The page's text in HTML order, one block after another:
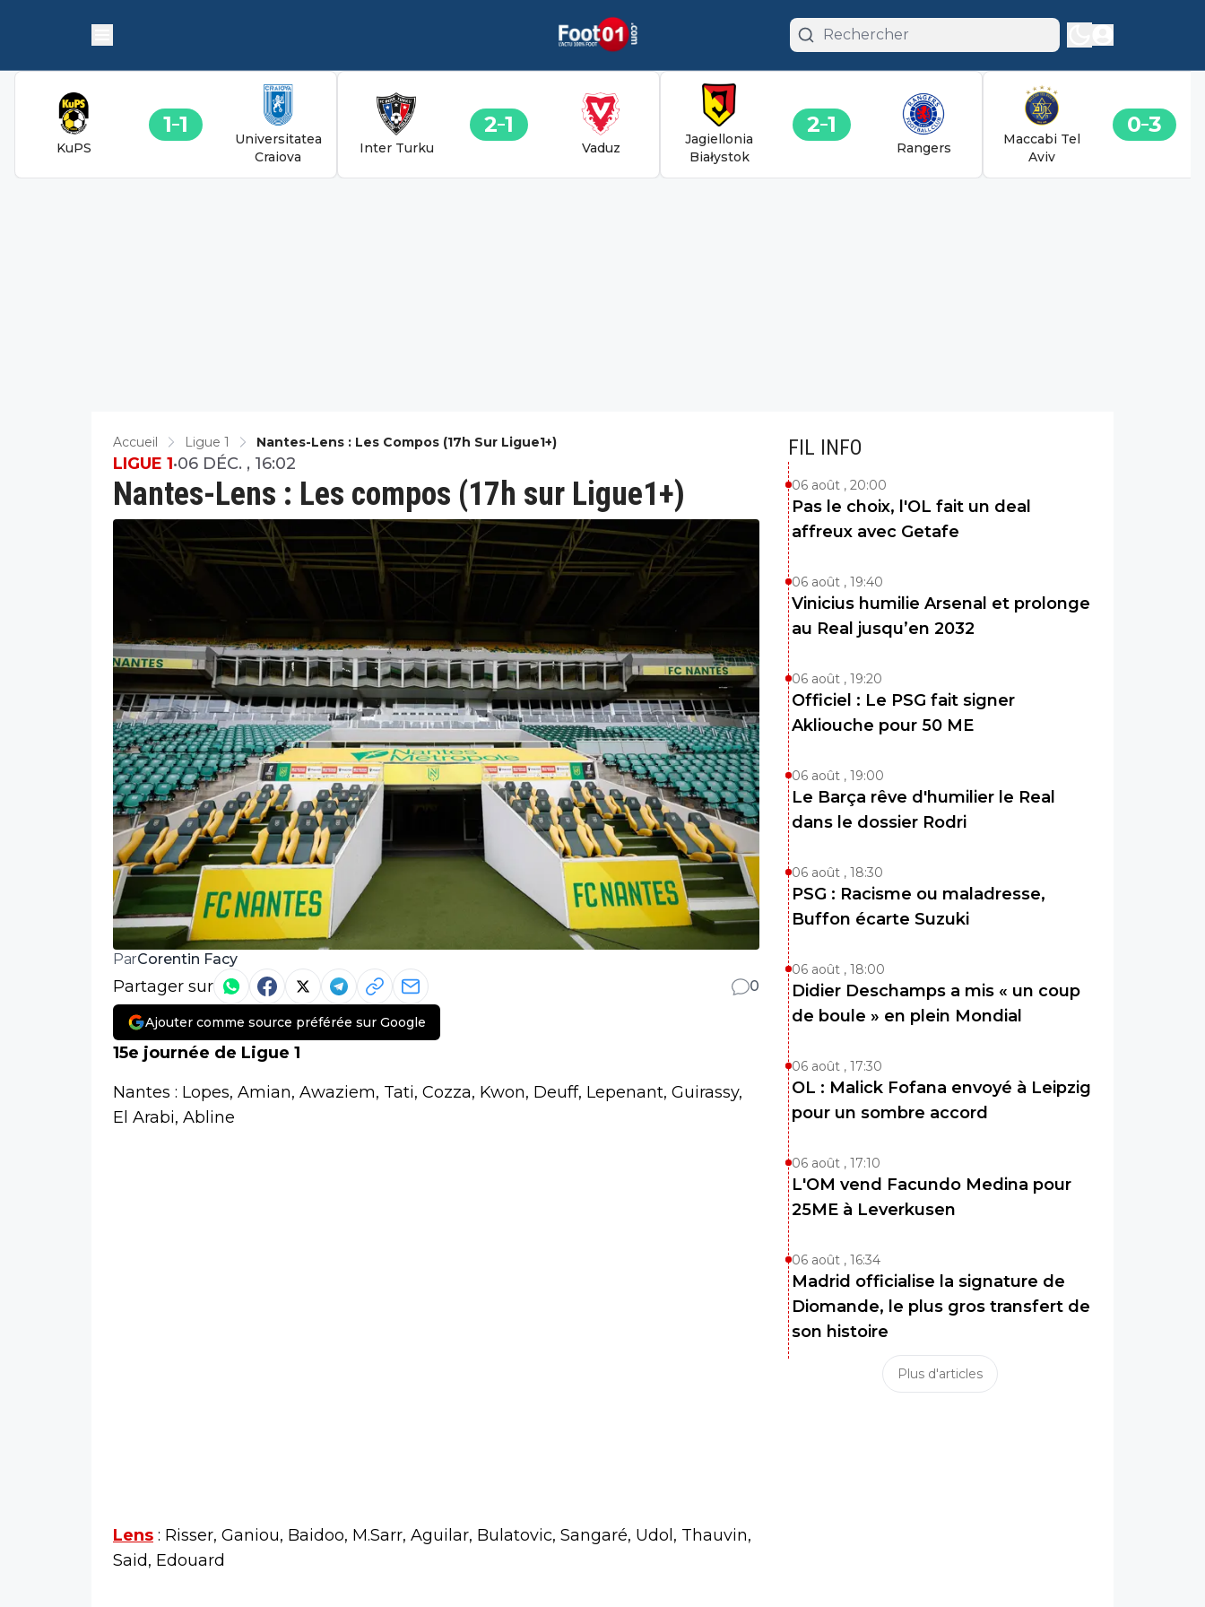
KuPS
1 1
Universitatea
Craiova
Inter Turku
2 1
Vaduz
Jagiellonia
Białystok
2 1
Rangers
Maccabi Tel
Aviv
0 3
Accueil Ligue 1 Nantes-Lens : Les Compos (17h Sur Ligue1+)
Nantes-Lens : Les compos (17h sur Ligue1+)
LIGUE 1•06 DÉC. , 16:02
ParCorentin Facy
Partager sur 0
Ajouter comme source préférée sur Google
15e journée de Ligue 1
Nantes : Lopes, Amian, Awaziem, Tati, Cozza, Kwon, Deuff, Lepenant, Guirassy,
El Arabi, Abline
Lens : Risser, Ganiou, Baidoo, M.Sarr, Aguilar, Bulatovic, Sangaré, Udol, Thauvin,
Said, Edouard
FIL INFO
06 août , 20:00
Pas le choix, l'OL fait un deal
affreux avec Getafe
06 août , 19:40
Vinicius humilie Arsenal et prolonge
au Real jusqu’en 2032
06 août , 19:20
Officiel : Le PSG fait signer
Akliouche pour 50 ME
06 août , 19:00
Le Barça rêve d'humilier le Real
dans le dossier Rodri
06 août , 18:30
PSG : Racisme ou maladresse,
Buffon écarte Suzuki
06 août , 18:00
Didier Deschamps a mis « un coup
de boule » en plein Mondial
06 août , 17:30
OL : Malick Fofana envoyé à Leipzig
pour un sombre accord
06 août , 17:10
L'OM vend Facundo Medina pour
25ME à Leverkusen
06 août , 16:34
Madrid officialise la signature de
Diomande, le plus gros transfert de
son histoire
Plus d'articles